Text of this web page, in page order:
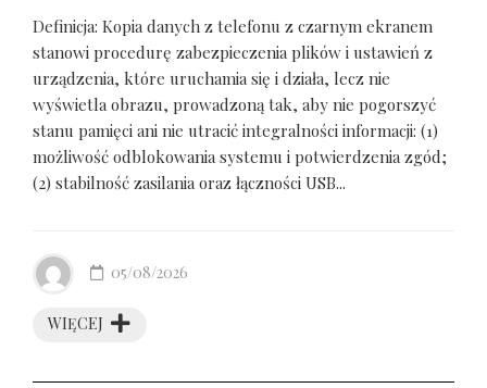
Definicja: Kopia danych z telefonu z czarnym ekranem
stanowi procedurę zabezpieczenia plików i ustawień z
urządzenia, które uruchamia się i działa, lecz nie
wyświetla obrazu, prowadzoną tak, aby nie pogorszyć
stanu pamięci ani nie utracić integralności informacji: (1)
możliwość odblokowania systemu i potwierdzenia zgód;
(2) stabilność zasilania oraz łączności USB...
WIĘCEJ
05/08/2026